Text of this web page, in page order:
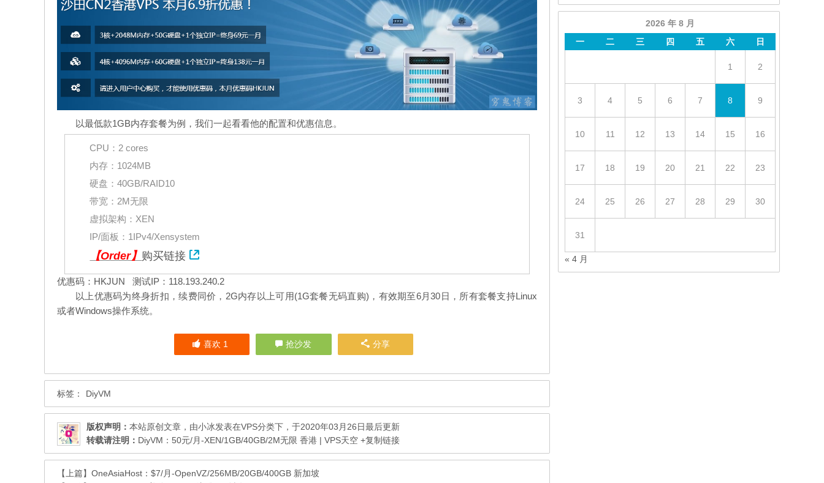
以最低款1GB内存套餐为例，我们一起看看他的配置和优惠信息。
CPU：2 cores
内存：1024MB
硬盘：40GB/RAID10
带宽：2M无限
虚拟架构： XEN
IP/面板：1IPv4/Xensystem
【Order】 购买链接
优惠码：HKJUN 测试IP：118.193.240.2
以上优惠码为终身折扣，续费同价，2G内存以上可用(1G套餐无码直购)，有效期至6月30日，所有套餐支持Linux
或者Windows操作系统。
喜欢 1 抢沙发 分享
标签： DiyVM
版权声明： 本站原创文章，由小冰发表在VPS分类下，于2020年03月26日最后更新
转载请注明： DiyVM：50元/月-XEN/1GB/40GB/2M无限 香港 | VPS天空 +复制链接
【上篇】 OneAsiaHost：$7/月-OpenVZ/256MB/20GB/400GB 新加坡
2026 年 8 月
一
二 三 四 五 六 日
1 2
3 4 5 6 7 8 9
10 11 12 13 14 15 16
17 18 19 20 21 22 23
24 25 26 27 28 29 30
31
« 4 月